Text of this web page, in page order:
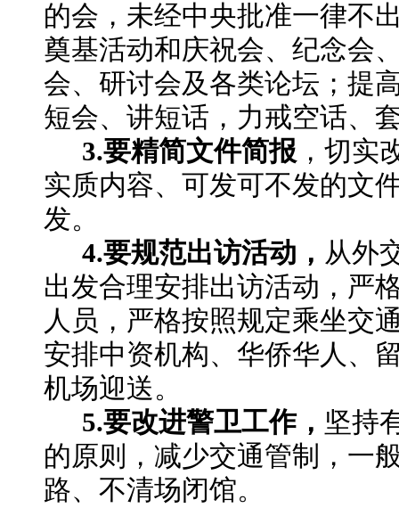
的会，未经中央批准一律不
奠基活动和庆祝会、纪念会
会、研讨会及各类论坛；提
短会、讲短话，力戒空话、
3.要精简文件简报 ，切实
实质内容、可发可不发的文
发。
4.要规范出访活动， 从外
出发合理安排出访活动，严
人员，严格按照规定乘坐交
安排中资机构、华侨华人、
机场迎送。
5.要改进警卫工作， 坚持
的原则，减少交通管制，一
路、不清场闭馆。